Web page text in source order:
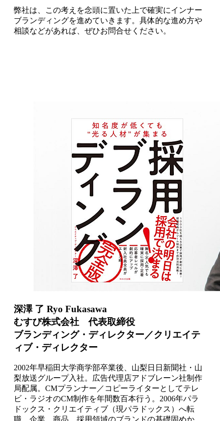
弊社は、この考えを念頭に置いた上で確実にインナー
ブランディングを進めていきます。具体的な進め方や
相談などがあれば、ぜひお問合せください。
深澤 了 Ryo Fukasawa
むすび株式会社 代表取締役
ブランディング・ディレクター／クリエイテ
ィブ・ディレクター
2002年早稲田大学商学部卒業後、山梨日日新聞社・山
梨放送グループ入社。広告代理店アドブレーン社制作
局配属。CMプランナー／コピーライターとしてテレ
ビ・ラジオのCM制作を年間数百本行う。2006年パラ
ドックス・クリエイティブ（現パラドックス）へ転